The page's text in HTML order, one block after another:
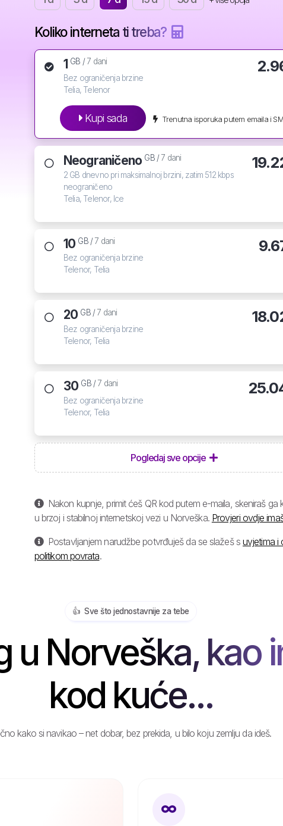
Koliko interneta ti treba?
1 GB /7 dani
Bez ograničenja brzine
Telia, Telenor
Kupi sada Trenutna isporuka putem emaila i
Neograničeno GB /7 dani
2 GB dnevno pri maksimalnoj brzini, zatim 512 kbps
neograničeno
Telia, Telenor, Ice
10 GB /7 dani
Bez ograničenja brzine
Telenor, Telia
20 GB /7 dani
Bez ograničenja brzine
Telenor, Telia
30 GB /7 dani
Bez ograničenja brzine
Telenor, Telia
Pogledaj sve opcije
Nakon kupnje, primit ćeš QR kod putem e-maila, skeniraš
u brzoj i stabilnoj internetskoj vezi u Norveška. Provjeri ovdje
Postavljanjem narudžbe potvrđuješ da se slažeš s uvjetima i
politikom povrata.
👍️ Sve što jednostavnije za tebe
u Norveška, kao
kod kuće...
kako si navikao – net dobar, bez prekida, u bilo koju zemlju da ideš.